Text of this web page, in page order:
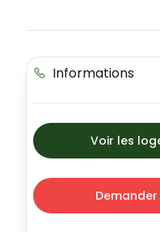
(PTZ), pour faciliter
constructeur,
450m² à 670m²,
verts qui créent
agréable. Profitez
opportunité de
des plus
La vie à Volvic :
touche de
Informations
Voir les